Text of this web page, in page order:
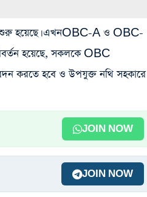
হয়েছে। এখনOBC-A ও OBC-
হয়েছে, সকলকে OBC
হবে ও উপযুক্ত নথি সহকারে
JOIN NOW
JOIN NOW